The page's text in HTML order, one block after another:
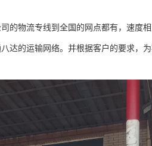
物流专线到全国的网点都有，速度相
达的运输网络。并根据客户的要求，